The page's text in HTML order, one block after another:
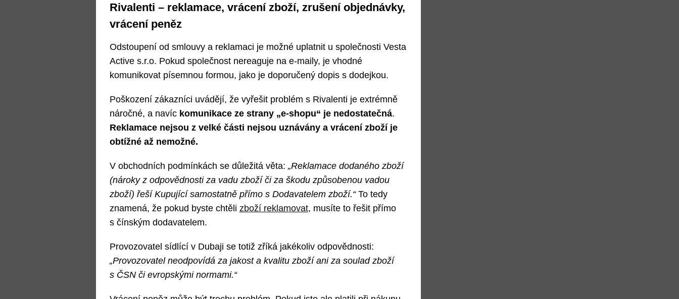
Rivalenti – reklamace, vrácení zboží, zrušení objednávky,
vrácení peněz
Odstoupení od smlouvy a reklamaci je možné uplatnit u společnosti Vesta
Active s.r.o. Pokud společnost nereaguje na e-maily, je vhodné
komunikovat písemnou formou, jako je doporučený dopis s dodejkou.
Poškození zákazníci uvádějí, že vyřešit problém s Rivalenti je extrémně
náročné, a navíckomunikace ze strany „e-shopu“ je nedostatečná.
Reklamace nejsou z velké části nejsou uznávány a vrácení zboží je
obtížné až nemožné.
V obchodních podmínkách se důležitá věta: „Reklamace dodaného zboží
(nároky z odpovědnosti za vadu zboží či za škodu způsobenou vadou
zboží) řeší Kupující samostatně přímo s Dodavatelem zboží.“ To tedy
znamená, že pokud byste chtěli zboží reklamovat, musíte to řešit přímo
s čínským dodavatelem.
Provozovatel sídlící v Dubaji se totiž zříká jakékoliv odpovědnosti:
„Provozovatel neodpovídá za jakost a kvalitu zboží ani za soulad zboží
s ČSN či evropskými normami.“